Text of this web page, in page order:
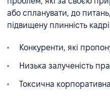
або спланувати, до
підвищену плинність
Конкуренти, які
Низька залученість
Токсична